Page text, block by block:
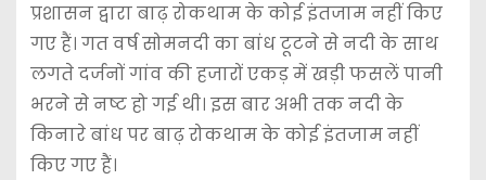
प्रशासन द्वारा बाढ़ रोकथाम के कोई इंतजाम नहीं किए
गए हैं। गत वर्ष सोमनदी का बांध टूटने से नदी के साथ
लगते दर्जनों गांव की हजारों एकड़ में खड़ी फसलें पानी
भरने से नष्ट हो गई थी। इस बार अभी तक नदी के
किनारे बांध पर बाढ़ रोकथाम के कोई इंतजाम नहीं
किए गए हैं।